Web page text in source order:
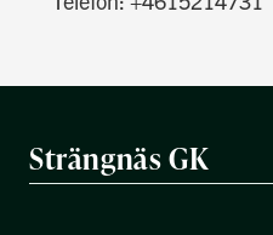
Strängnäs GK